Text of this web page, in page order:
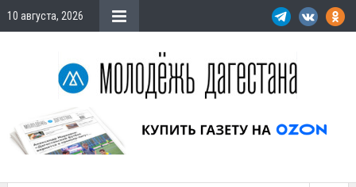
10 августа, 2026